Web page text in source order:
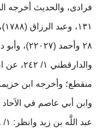
عبد اللَّه بن زيد وانظر: ١/ ٢٠٦ [٢١٥٨]